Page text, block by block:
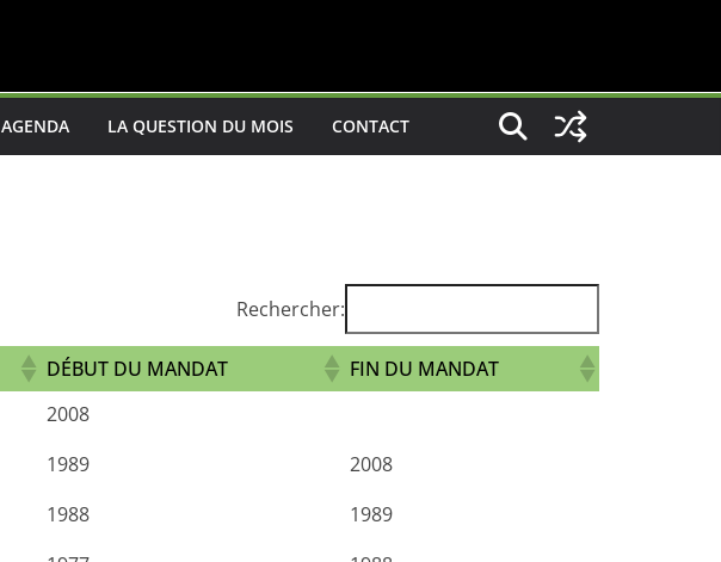
AGENDA LA QUESTION DU MOIS CONTACT
Rechercher:
DÉBUT DU MANDAT
FIN DU MANDAT
2008
1989
2008
1988
1989